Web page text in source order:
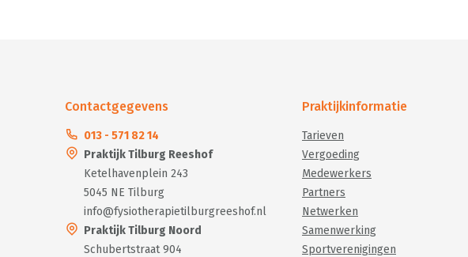
Contactgegevens
013 - 571 82 14
Praktijk Tilburg Reeshof
Ketelhavenplein 243
5045 NE Tilburg
info@fysiotherapietilburgreeshof.nl
Praktijk Tilburg Noord
Schubertstraat 904
Praktijkinformatie
Tarieven
Vergoeding
Medewerkers
Partners
Netwerken
Samenwerking
Sportverenigingen